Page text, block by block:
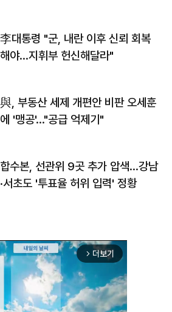
李대통령 "군, 내란 이후 신뢰 회복
해야…지휘부 헌신해달라"
與, 부동산 세제 개편안 비판 오세훈
에 '맹공'…"공급 억제기"
합수본, 선관위 9곳 추가 압색…강남
·서초도 '투표율 허위 입력' 정황
arrow_forward_ios 더보기